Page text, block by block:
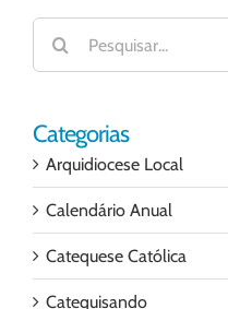
Buscar
resultados
para:
Categorias
Arquidiocese Local
Calendário Anual
Catequese Católica
Catequisando